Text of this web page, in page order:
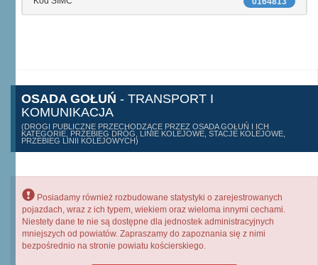
OSADA GOŁUŃ - TRANSPORT I
KOMUNIKACJA
(DROGI PUBLICZNE PRZECHODZĄCE PRZEZ OSADA GOŁUŃ I ICH
KATEGORIE, PRZEBIEG DRÓG, LINIE KOLEJOWE, STACJE KOLEJOWE,
PRZEBIEG LINII KOLEJOWYCH)
Posiadamy również rozbudowane statystyki o zarejestrowanych
pojazdach, wraz z ich typem, wiekiem oraz wieloma innymi cechami.
Niestety dane te nie są dostępne dla jednostek administracyjnych
mniejszych od powiatów. Zapraszamy do zapoznania się z nimi
bezpośrednio na stronie powiatu kościerskiego.